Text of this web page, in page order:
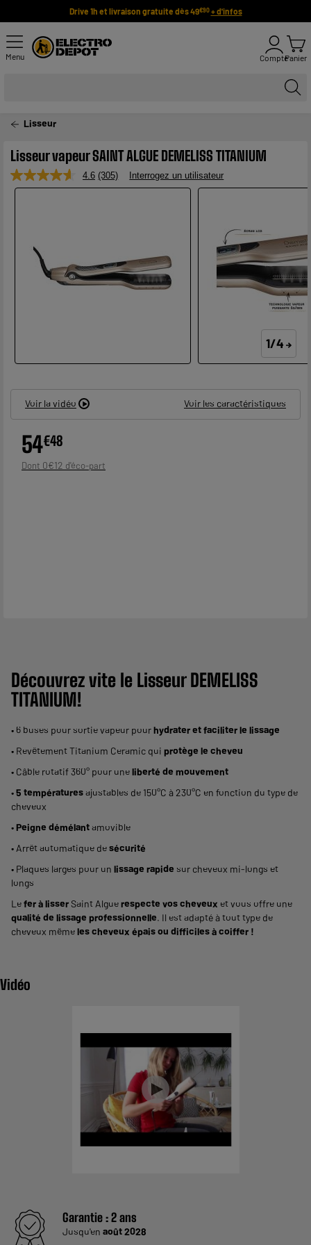
Drive 1h et livraison gratuite dès 49€90 + d'infos
Menu ComptePanier
Lisseur
Lisseur vapeur SAINT ALGUE DEMELISS TITANIUM
4.6 Lire
305
page.
(305) Interrogez un utilisateur
1/4
Voir la vidéo Voir les caractéristiques
54€48
Dont 0€12
Découvrez vite le Lisseur DEMELISS
TITANIUM!
• 6 buses pour sortie vapeur pourhydrater et faciliter le lissage
• Revêtement Titanium Ceramic qui protège le cheveu
• Câble rotatif 360° pour uneliberté de mouvement
•5 températuresajustables de 150°C à 230°C en fonction du type de
cheveux
•Peigne démélantamovible
• Arrêt automatique desécurité
• Plaques larges pour un lissage rapide sur cheveux mi-longs et
longs
Lefer à lisserSaint Alguerespecte vos cheveux et vous offre une
qualité de lissage professionnelle. Il est adapté à tout type de
cheveux mêmeles cheveux épais ou difficiles à coiffer !
Vidéo
Garantie :2 ans
Jusqu'en août 2028